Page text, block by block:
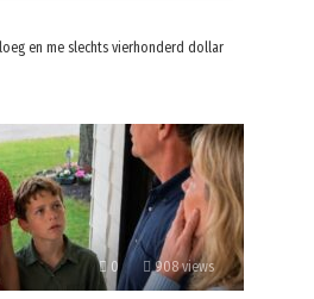
en me slechts vierhonderd dollar
0 908 views